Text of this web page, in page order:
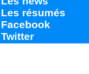
Les résumés
Facebook
Twitter